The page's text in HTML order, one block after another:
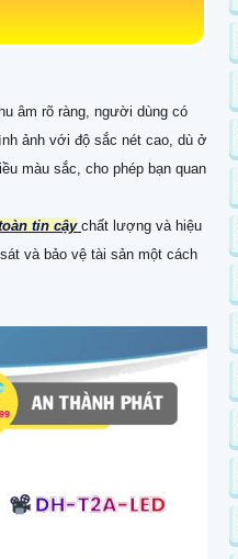
âm rõ ràng, người dùng có
ảnh với độ sắc nét cao, dù ở
màu sắc, cho phép bạn quan
tin cậy chất lượng và hiệu
và bảo vệ tài sản một cách